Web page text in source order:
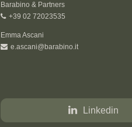
Barabino & Partners
+39 02 72023535
Emma Ascani
e.ascani@barabino.it
Linkedin